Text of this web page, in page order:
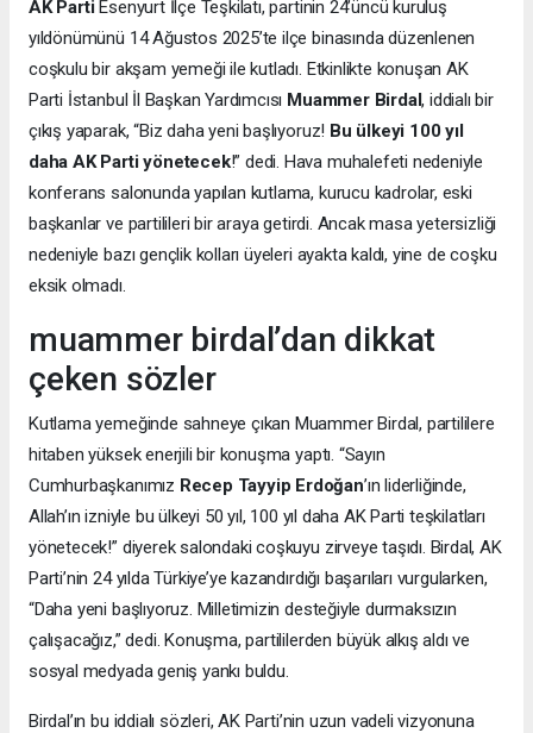
AK PartiEsenyurt İlçe Teşkilatı, partinin 24’üncü kuruluş
yıldönümünü 14 Ağustos 2025’te ilçe binasında düzenlenen
coşkulu bir akşam yemeği ile kutladı. Etkinlikte konuşan AK
Parti İstanbul İl Başkan Yardımcısı Muammer Birdal, iddialı bir
çıkış yaparak, “Biz daha yeni başlıyoruz! Bu ülkeyi 100 yıl
daha AK Parti yönetecek!” dedi. Hava muhalefeti nedeniyle
konferans salonunda yapılan kutlama, kurucu kadrolar, eski
başkanlar ve partilileri bir araya getirdi. Ancak masa yetersizliği
nedeniyle bazı gençlik kolları üyeleri ayakta kaldı, yine de coşku
eksik olmadı.
muammer birdal’dan dikkat
çeken sözler
Kutlama yemeğinde sahneye çıkan Muammer Birdal, partililere
hitaben yüksek enerjili bir konuşma yaptı. “Sayın
Cumhurbaşkanımız Recep Tayyip Erdoğan’ın liderliğinde,
Allah’ın izniyle bu ülkeyi 50 yıl, 100 yıl daha AK Parti teşkilatları
yönetecek!” diyerek salondaki coşkuyu zirveye taşıdı. Birdal, AK
Parti’nin 24 yılda Türkiye’ye kazandırdığı başarıları vurgularken,
“Daha yeni başlıyoruz. Milletimizin desteğiyle durmaksızın
çalışacağız,” dedi. Konuşma, partililerden büyük alkış aldı ve
sosyal medyada geniş yankı buldu.
Birdal’ın bu iddialı sözleri, AK Parti’nin uzun vadeli vizyonuna